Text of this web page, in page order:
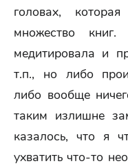
головах,
множество
медитировала и
т.п., но либо
либо вообще
таким излишне
казалось, что я
ухватить что-то